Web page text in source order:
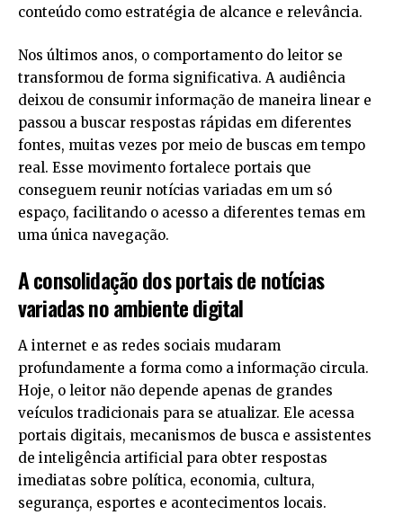
conteúdo como estratégia de alcance e relevância.
Nos últimos anos, o comportamento do leitor se
transformou de forma significativa. A audiência
deixou de consumir informação de maneira linear e
passou a buscar respostas rápidas em diferentes
fontes, muitas vezes por meio de buscas em tempo
real. Esse movimento fortalece portais que
conseguem reunir notícias variadas em um só
espaço, facilitando o acesso a diferentes temas em
uma única navegação.
A consolidação dos portais de notícias
variadas no ambiente digital
A internet e as redes sociais mudaram
profundamente a forma como a informação circula.
Hoje, o leitor não depende apenas de grandes
veículos tradicionais para se atualizar. Ele acessa
portais digitais, mecanismos de busca e assistentes
de inteligência artificial para obter respostas
imediatas sobre política, economia, cultura,
segurança, esportes e acontecimentos locais.